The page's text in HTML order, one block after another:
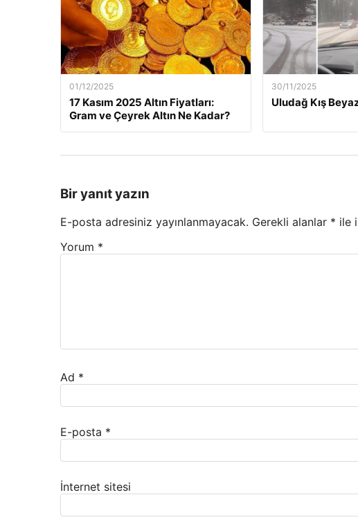
01/12/2025
17 Kasım 2025 Altın Fiyatları:
Gram ve Çeyrek Altın Ne Kadar?
30/11/2025
Uludağ Kış
Bir yanıt yazın
E-posta adresiniz yayınlanmayacak. Gerekli alanlar * ile
Yorum *
Ad *
E-posta *
İnternet sitesi